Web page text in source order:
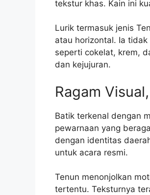
tekstur khas. Kain ini
Lurik termasuk jenis
atau horizontal. Ia
seperti cokelat, krem,
dan kejujuran.
Ragam
Batik terkenal dengan
pewarnaan yang
dengan identitas
untuk acara resmi.
Tenun menonjolkan
tertentu. Teksturnya